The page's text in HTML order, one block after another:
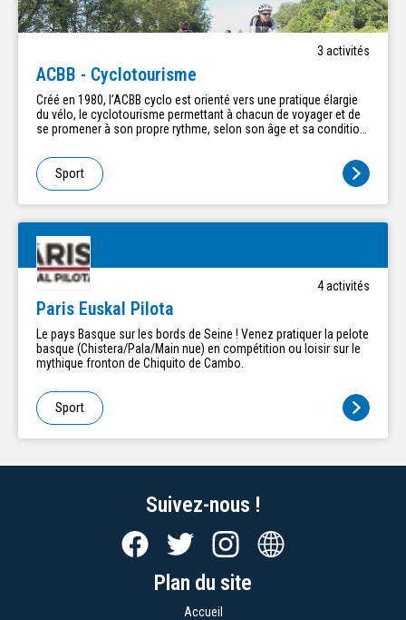
3 activités
ACBB - Cyclotourisme
Créé en 1980, l’ACBB cyclo est orienté vers une pratique élargie
du vélo, le cyclotourisme permettant à chacun de voyager et de
se promener à son propre rythme, selon son âge et sa condition
kms selon la saison, chaque dimanche, toute l’année. La
discipline allie tourisme, sport-santé et loisirs, de la promenade
aux grandes randonnées (200kms et plus) dans un esprit
associatif chaleureux.
Sport
4activités
Paris Euskal Pilota
Le pays Basque sur les bords de Seine ! Venez pratiquer la pelote
basque (Chistera/Pala/Main nue) en compétition ou loisir sur le
mythique fronton de Chiquito de Cambo.
Sport
Suivez-nous !
Plan du site
Accueil